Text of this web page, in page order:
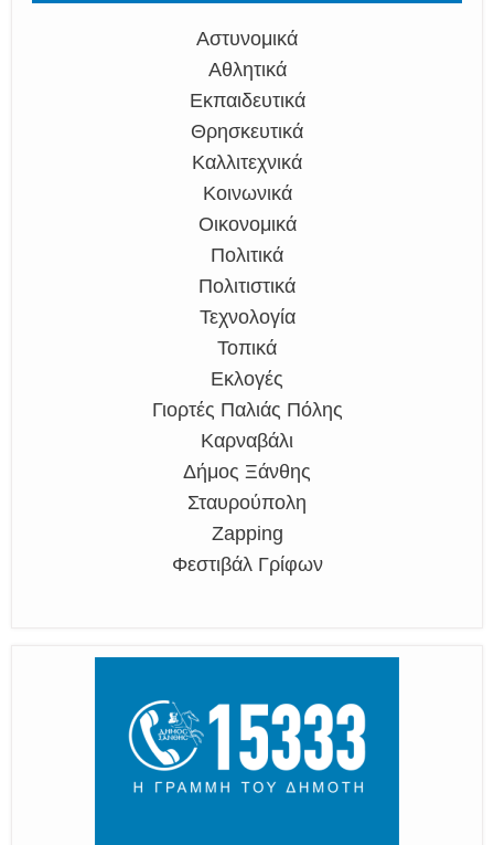
Αστυνομικά
Αθλητικά
Εκπαιδευτικά
Θρησκευτικά
Καλλιτεχνικά
Κοινωνικά
Οικονομικά
Πολιτικά
Πολιτιστικά
Τεχνολογία
Τοπικά
Εκλογές
Γιορτές Παλιάς Πόλης
Καρναβάλι
Δήμος Ξάνθης
Σταυρούπολη
Zapping
Φεστιβάλ Γρίφων